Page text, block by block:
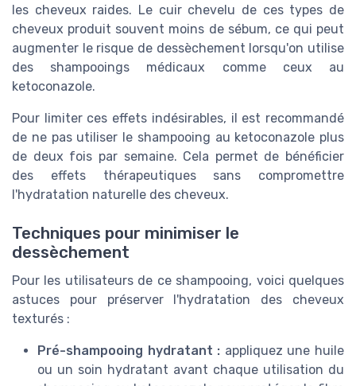
les cheveux raides. Le cuir chevelu de ces types de
cheveux produit souvent moins de sébum, ce qui peut
augmenter le risque de dessèchement lorsqu'on utilise
des shampooings médicaux comme ceux au
ketoconazole.
Pour limiter ces effets indésirables, il est recommandé
de ne pas utiliser le shampooing au ketoconazole plus
de deux fois par semaine. Cela permet de bénéficier
des effets thérapeutiques sans compromettre
l'hydratation naturelle des cheveux.
Techniques pour minimiser le
dessèchement
Pour les utilisateurs de ce shampooing, voici quelques
astuces pour préserver l'hydratation des cheveux
texturés :
Pré-shampooing hydratant : appliquez une huile
ou un soin hydratant avant chaque utilisation du